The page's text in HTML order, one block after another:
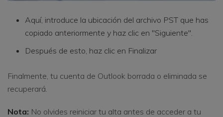
Aquí, introduce la ubicación del archivo PST que has
copiado anteriormente y haz clic en "Siguiente".
Después de esto, haz clic en Finalizar
Finalmente, tu cuenta de Outlook borrada o eliminada se
recuperará.
Nota: No olvides reiniciar tu alta antes de acceder a tu